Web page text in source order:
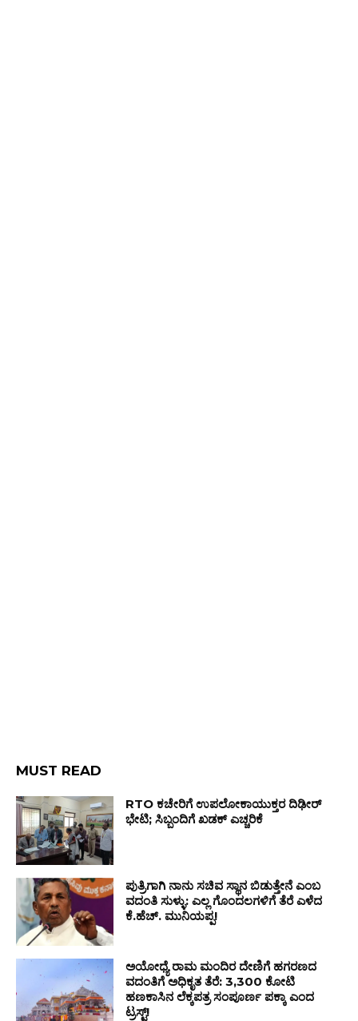
MUST READ
RTO ಕಚೇರಿಗೆ ಉಪಲೋಕಾಯುಕ್ತರ ದಿಢೀರ್
ಭೇಟಿ; ಸಿಬ್ಬಂದಿಗೆ ಖಡಕ್ ಎಚ್ಚರಿಕೆ
ಪುತ್ರಿಗಾಗಿ ನಾನು ಸಚಿವ ಸ್ಥಾನ ಬಿಡುತ್ತೇನೆ ಎಂಬ
ವದಂತಿ ಸುಳ್ಳು: ಎಲ್ಲ ಗೊಂದಲಗಳಿಗೆ ತೆರೆ ಎಳೆದ
ಕೆ.ಹೆಚ್. ಮುನಿಯಪ್ಪ!
ಅಯೋಧ್ಯೆ ರಾಮ ಮಂದಿರ ದೇಣಿಗೆ ಹಗರಣದ
ವದಂತಿಗೆ ಅಧಿಕೃತ ತೆರೆ: ₹3,300 ಕೋಟಿ
ಹಣಕಾಸಿನ ಲೆಕ್ಕಪತ್ರ ಸಂಪೂರ್ಣ ಪಕ್ಕಾ ಎಂದ
ಟ್ರಸ್ಟ್!